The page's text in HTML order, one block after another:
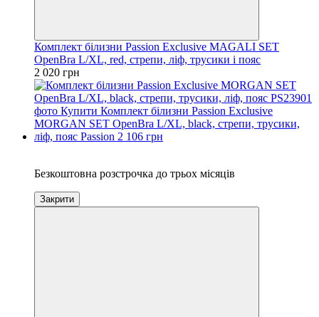
Комплект білизни Passion Exclusive MAGALI SET
OpenBra L/XL, red, стрепи, ліф, трусики і пояс
2 020 грн
Безкоштовна розстрочка до трьох місяців
Закрити